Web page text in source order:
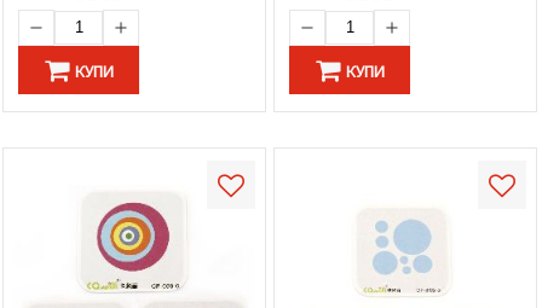
КУПИ КУПИ